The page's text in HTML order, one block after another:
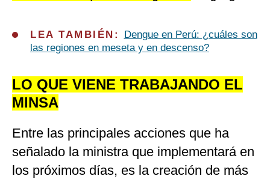
LEA TAMBIÉN:
Dengue en Perú: ¿cuáles son
las regiones en meseta y en descenso?
LO QUE VIENE TRABAJANDO EL
MINSA
Entre las principales acciones que ha
señalado la ministra que implementará en
los próximos días, es la creación de más